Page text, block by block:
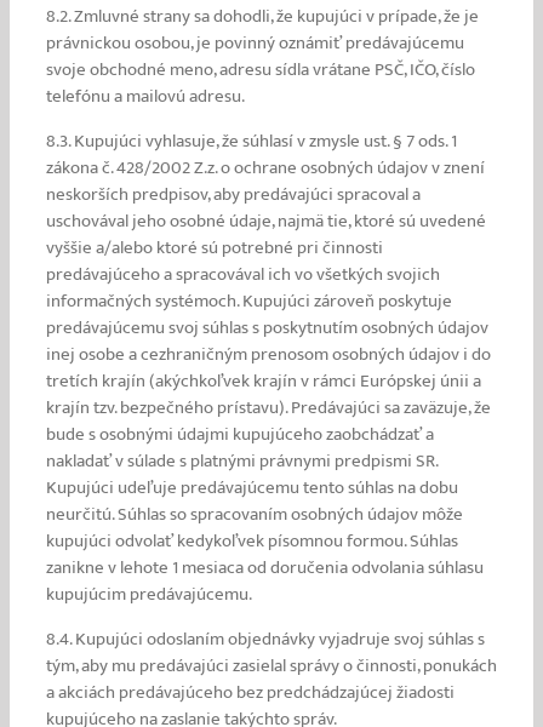
8.2. Zmluvné strany sa dohodli, že kupujúci v prípade, že je
právnickou osobou, je povinný oznámiť predávajúcemu
svoje obchodné meno, adresu sídla vrátane PSČ, IČO, číslo
telefónu a mailovú adresu.
8.3. Kupujúci vyhlasuje, že súhlasí v zmysle ust. § 7 ods. 1
zákona č. 428/2002 Z.z. o ochrane osobných údajov v znení
neskorších predpisov, aby predávajúci spracoval a
uschovával jeho osobné údaje, najmä tie, ktoré sú uvedené
vyššie a/alebo ktoré sú potrebné pri činnosti
predávajúceho a spracovával ich vo všetkých svojich
informačných systémoch. Kupujúci zároveň poskytuje
predávajúcemu svoj súhlas s poskytnutím osobných údajov
inej osobe a cezhraničným prenosom osobných údajov i do
tretích krajín (akýchkoľvek krajín v rámci Európskej únii a
krajín tzv. bezpečného prístavu). Predávajúci sa zaväzuje, že
bude s osobnými údajmi kupujúceho zaobchádzať a
nakladať v súlade s platnými právnymi predpismi SR.
Kupujúci udeľuje predávajúcemu tento súhlas na dobu
neurčitú. Súhlas so spracovaním osobných údajov môže
kupujúci odvolať kedykoľvek písomnou formou. Súhlas
zanikne v lehote 1 mesiaca od doručenia odvolania súhlasu
kupujúcim predávajúcemu.
8.4. Kupujúci odoslaním objednávky vyjadruje svoj súhlas s
tým, aby mu predávajúci zasielal správy o činnosti, ponukách
a akciách predávajúceho bez predchádzajúcej žiadosti
kupujúceho na zaslanie takýchto správ.